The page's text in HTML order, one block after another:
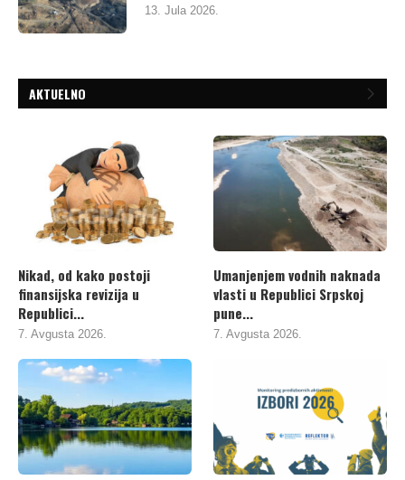
13. Jula 2026.
AKTUELNO
Nikad, od kako postoji
finansijska revizija u
Republici...
7. Avgusta 2026.
Umanjenjem vodnih naknada
vlasti u Republici Srpskoj
pune...
7. Avgusta 2026.